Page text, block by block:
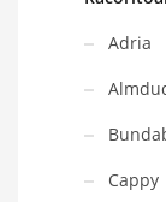
Adria
Cappy